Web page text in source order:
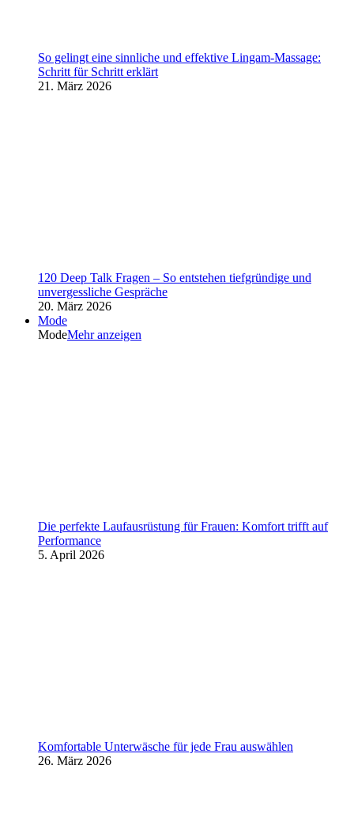
So gelingt eine sinnliche und effektive Lingam-Massage:
Schritt für Schritt erklärt
21. März 2026
120 Deep Talk Fragen – So entstehen tiefgründige und
unvergessliche Gespräche
20. März 2026
Mode
ModeMehr anzeigen
Die perfekte Laufausrüstung für Frauen: Komfort trifft auf
Performance
5. April 2026
Komfortable Unterwäsche für jede Frau auswählen
26. März 2026